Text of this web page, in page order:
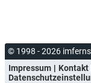
© 1998 - 2026
Impressum
Kontakt